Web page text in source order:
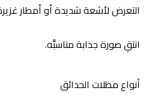
التعرض لأشعة شديدة أو أمطار
انتقِ صورة جذابة مناسبَّه.
أنواع مظلات الحدائق